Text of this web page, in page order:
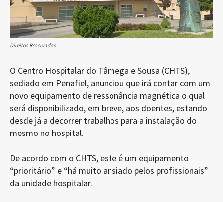
Direitos Reservados
O Centro Hospitalar do Tâmega e Sousa (CHTS),
sediado em Penafiel, anunciou que irá contar com um
novo equipamento de ressonância magnética o qual
será disponibilizado, em breve, aos doentes, estando
desde já a decorrer trabalhos para a instalação do
mesmo no hospital.
De acordo com o CHTS, este é um equipamento
“prioritário” e “há muito ansiado pelos profissionais”
da unidade hospitalar.